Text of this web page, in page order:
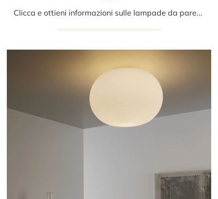
Clicca e ottieni informazioni sulle lampade da parete di Fontana Arte: il modello Bruco in vetro ti aspetta!